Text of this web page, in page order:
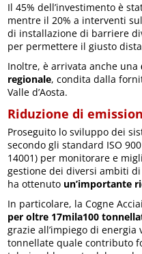
Il 45% dell’investimento è
mentre il 20% a interventi
di installazione di barriere
per permettere il giusto
Inoltre, è arrivata anche una
regionale, condita dalla
Valle d’Aosta.
Riduzione di
Proseguito lo sviluppo dei
secondo gli standard ISO
14001) per monitorare e
gestione dei diversi ambiti
ha ottenuto un’importante
In particolare, la Cogne
per oltre 17mila100
grazie all’impiego di energia
tonnellate quale contributo